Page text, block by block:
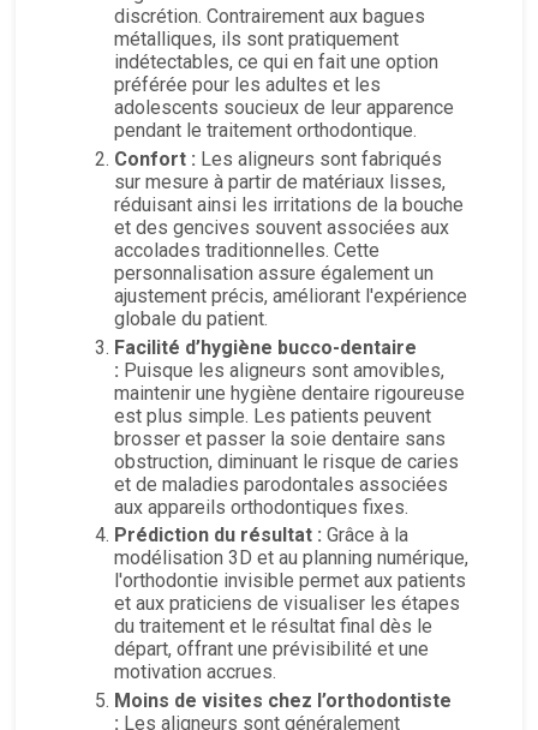
discrétion. Contrairement aux bagues
métalliques, ils sont pratiquement
indétectables, ce qui en fait une option
préférée pour les adultes et les
adolescents soucieux de leur apparence
pendant le traitement orthodontique.
Confort : Les aligneurs sont fabriqués
sur mesure à partir de matériaux lisses,
réduisant ainsi les irritations de la bouche
et des gencives souvent associées aux
accolades traditionnelles. Cette
personnalisation assure également un
ajustement précis, améliorant l'expérience
globale du patient.
Facilité d’hygiène bucco-dentaire
: Puisque les aligneurs sont amovibles,
maintenir une hygiène dentaire rigoureuse
est plus simple. Les patients peuvent
brosser et passer la soie dentaire sans
obstruction, diminuant le risque de caries
et de maladies parodontales associées
aux appareils orthodontiques fixes.
Prédiction du résultat : Grâce à la
modélisation 3D et au planning numérique,
l'orthodontie invisible permet aux patients
et aux praticiens de visualiser les étapes
du traitement et le résultat final dès le
départ, offrant une prévisibilité et une
motivation accrues.
Moins de visites chez l’orthodontiste
: Les aligneurs sont généralement